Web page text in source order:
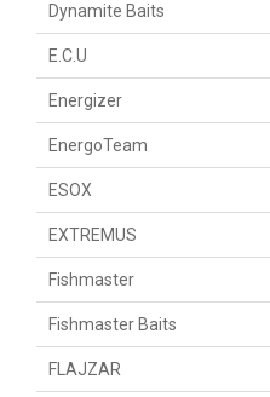
Dynamite Baits
E.C.U
Energizer
EnergoTeam
ESOX
EXTREMUS
Fishmaster
Fishmaster Baits
FLAJZAR